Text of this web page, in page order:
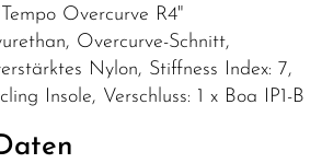
Overcurve R4"
Overcurve-Schnitt,
Nylon, Stiffness Index: 7,
Insole, Verschluss: 1 x Boa IP1-B